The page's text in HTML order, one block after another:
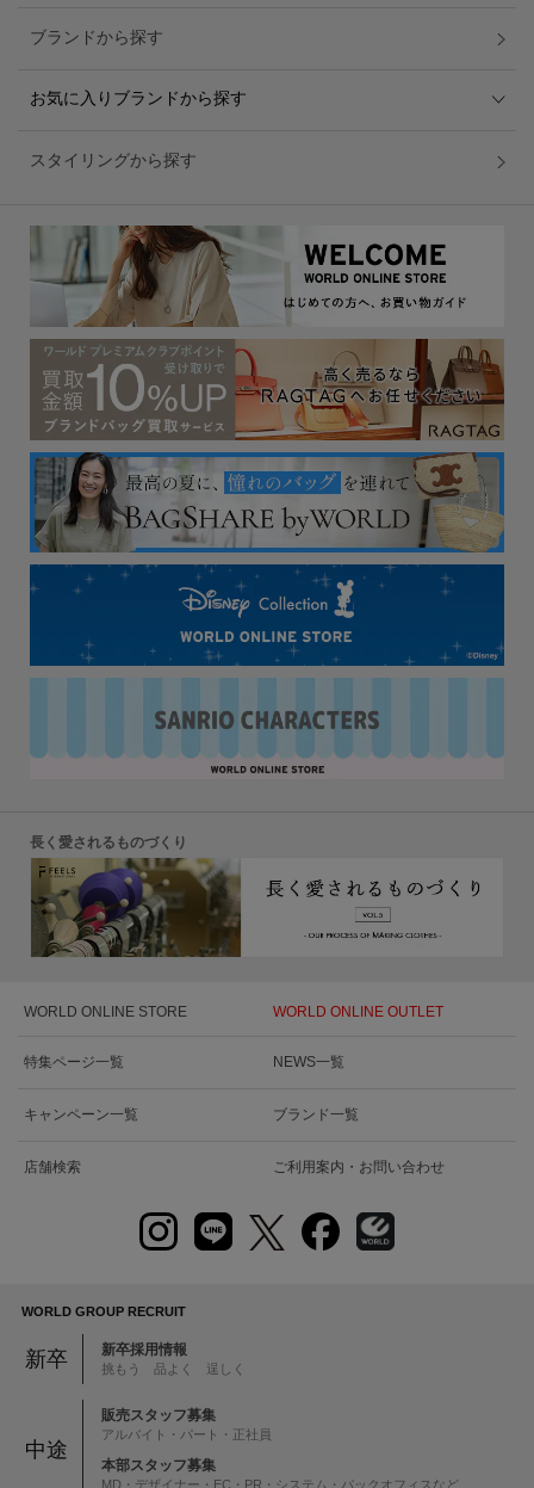
ブランドから探す
お気に入りブランドから探す
スタイリングから探す
長く愛されるものづくり
WORLD ONLINE STORE WORLD ONLINE OUTLET
特集ページ一覧 NEWS一覧
キャンペーン一覧 ブランド一覧
店舗検索 ご利用案内・お問い合わせ
WORLD GROUP RECRUIT
新卒 新卒採用情報
挑もう 品よく 逞しく
中途
販売スタッフ募集
アルバイト・パート・正社員
本部スタッフ募集
MD・デザイナー・EC・PR・システム・バックオフィスなど